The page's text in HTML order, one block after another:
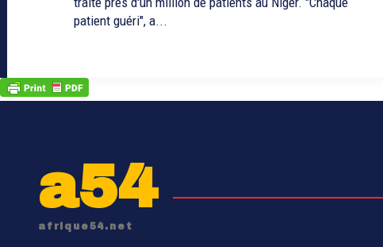
patient guéri", a...
a54
afrique54.net